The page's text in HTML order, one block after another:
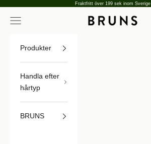
Fraktfritt över 199 sek inom Sverige
BRUNS
Öppna navigeringsmenyn
Produkter
Handla efter
hårtyp
BRUNS